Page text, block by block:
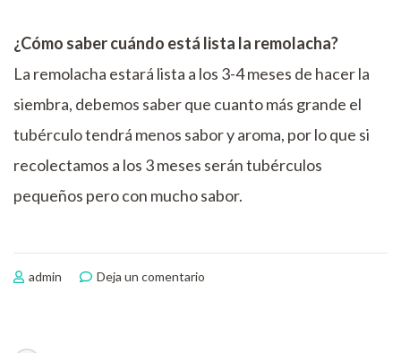
¿Cómo saber cuándo está lista la remolacha?
La remolacha estará lista a los 3-4 meses de hacer la
siembra, debemos saber que cuanto más grande el
tubérculo tendrá menos sabor y aroma, por lo que si
recolectamos a los 3 meses serán tubérculos
pequeños pero con mucho sabor.
admin Deja un comentario